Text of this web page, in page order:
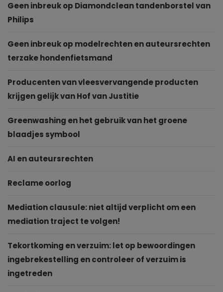
Geen inbreuk op Diamondclean tandenborstel van
Philips
Geen inbreuk op modelrechten en auteursrechten
terzake hondenfietsmand
Producenten van vleesvervangende producten
krijgen gelijk van Hof van Justitie
Greenwashing en het gebruik van het groene
blaadjes symbool
AI en auteursrechten
Reclame oorlog
Mediation clausule: niet altijd verplicht om een
mediation traject te volgen!
Tekortkoming en verzuim: let op bewoordingen
ingebrekestelling en controleer of verzuim is
ingetreden